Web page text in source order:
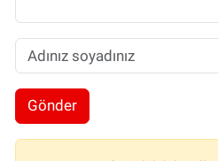
Gönder